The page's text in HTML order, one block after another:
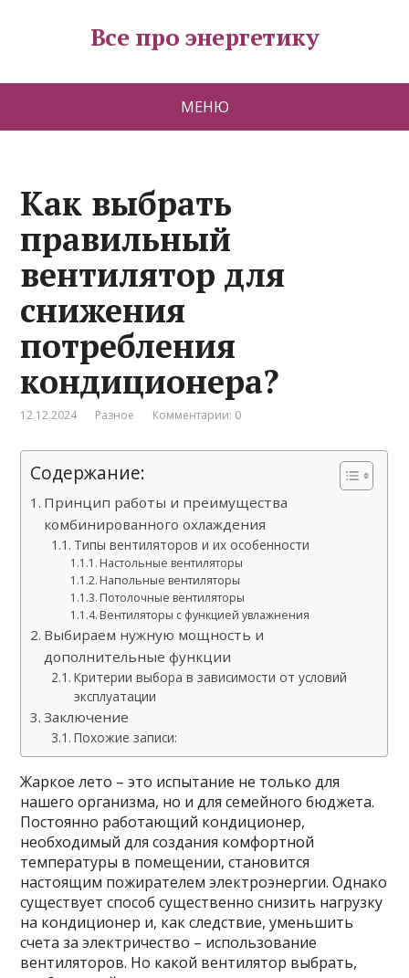
Все про энергетику
МЕНЮ
Как выбрать
правильный
вентилятор для
снижения
потребления
кондиционера?
12.12.2024 Разное Комментарии: 0
Содержание:
Принцип работы и преимущества
комбинированного охлаждения
Типы вентиляторов и их особенности
Настольные вентиляторы
Напольные вентиляторы
Потолочные вентиляторы
Вентиляторы с функцией увлажнения
Выбираем нужную мощность и
дополнительные функции
Критерии выбора в зависимости от условий
эксплуатации
Заключение
Похожие записи:
Жаркое лето – это испытание не только для
нашего организма, но и для семейного бюджета.
Постоянно работающий кондиционер,
необходимый для создания комфортной
температуры в помещении, становится
настоящим пожирателем электроэнергии. Однако
существует способ существенно снизить нагрузку
на кондиционер и, как следствие, уменьшить
счета за электричество – использование
вентиляторов. Но какой вентилятор выбрать,